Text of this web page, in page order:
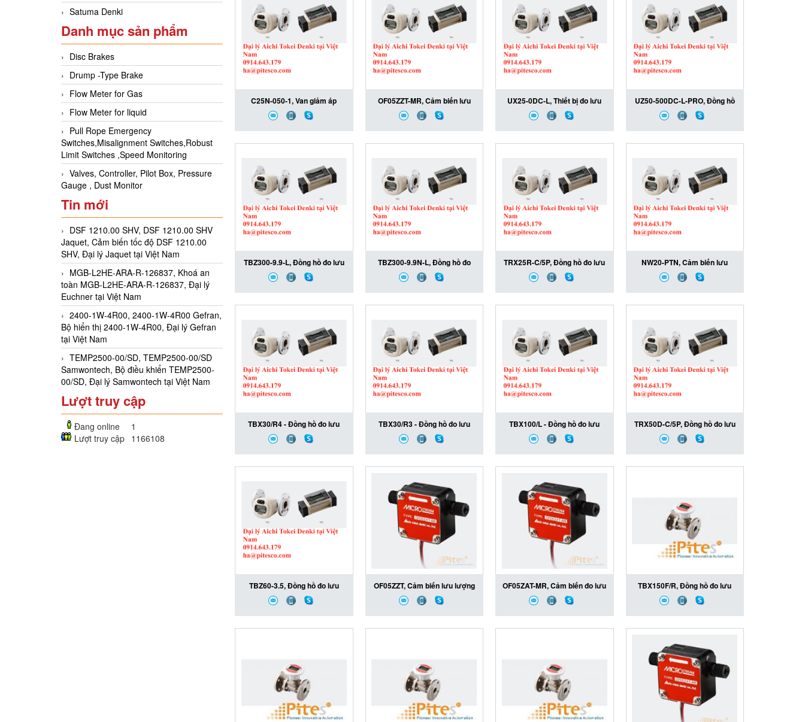
Satuma Denki
Danh mục sản phẩm
Disc Brakes
Drump -Type Brake
Flow Meter for Gas
Flow Meter for liquid
Pull Rope Emergency
Switches,Misalignment Switches,Robust
Limit Switches ,Speed Monitoring
Valves, Controller, Pilot Box, Pressure
Gauge , Dust Monitor
Tin mới
DSF 1210.00 SHV, DSF 1210.00 SHV
Jaquet, Cảm biến tốc độ DSF 1210.00
SHV, Đại lý Jaquet tại Việt Nam
MGB-L2HE-ARA-R-126837, Khoá an
toàn MGB-L2HE-ARA-R-126837, Đại lý
Euchner tại Việt Nam
2400-1W-4R00, 2400-1W-4R00 Gefran,
Bộ hiển thị 2400-1W-4R00, Đại lý Gefran
tại Việt Nam
TEMP2500-00/SD, TEMP2500-00/SD
Samwontech, Bộ điều khiển TEMP2500-
00/SD, Đại lý Samwontech tại Việt Nam
Lượt truy cập
Đang online
1
Lượt truy cập 1166108
tại Việt Nam
tại Việt Nam
Denki tại Việt Nam
C25N-050-1, Van giảm áp
C25N-050-1, C25N-050-1
Aichi Tokei Denki, Đại lý Aichi
OF05ZZT-MR, Cảm biến lưu
lượng OF05ZZT-MR, OF05ZZT-
MR Aichi Tokei Denki, Đại lý
UX25-0DC-L, Thiết bị đo lưu
lượng siêu âm UX25-0DC-L,
UX25-0DC-L Aichi Tokei
tại Việt Nam
UZ50-500DC-L-PRO, Đồng hồ
đo lưu lượng siêu âm UZ50-
500DC-L-PRO, UZ50-500DC-
lý Aichi Tokei Denki tại Việt
Nam
TBZ300-9.9-L, Đồng hồ đo lưu
lượng TBZ300-9.9-L, TBZ300-
9.9-L Aichi Tokei Denki, Đại lý
TBZ300-9.9N-L, Đồng hồ đo
lưu lượng khí TBZ300-9.9N-L,
TBZ300-9.9N-L Aichi Tokei
tại Việt Nam
TRX25R-C/5P, Đồng hồ đo lưu
lượng siêu âm TRX25R-C/5P,
TRX25R-C/5P Aichi Tokei
Denki tại Việt Nam
NW20-PTN, Cảm biến lưu
lượng khí NW20-PTN, NW20-
PTN Aichi Tokei Denki, Đại lý
TBX30/R4 - Đồng hồ đo lưu
lượng TBX30/R4 - TBX30/R4
Aichi Tokei Denki - Đại lý Aichi
TBX30/R3 - Đồng hồ đo lưu
lượng khí TBX30/R3 -
TBX30/R3 Aichi Tokei Denki -
Việt Nam
TBX100/L - Đồng hồ đo lưu
lượng TBX100/L - TBX100/L
Aichi Tokei Denki - Đại lý Aichi
TRX50D-C/5P, Đồng hồ đo lưu
lượng khí TRX50D-C/5P,
TRX50D-C/5P Aichi Tokei
TBZ60-3.5, Đồng hồ đo lưu
lượng khí TBZ60-3.5, TBZ60-
3.5 Aichi Tokei Denki, Đại lý
OF05ZZT, Cảm biến lưu lượng
OF05ZZT, OF05ZZT Aichi Tokie
Denki, Aichi Tokie Denki
OF05ZAT-MR, Cảm biến đo lưu
lượng OF05ZAT-MR, OF05ZAT-
MR Aichi Tokie Denki, Đại lý
TBX150F/R, Đồng hồ đo lưu
lượng khí TBX150F/R, Đại lý
Aichi Tokie Denki tại Việt Nam